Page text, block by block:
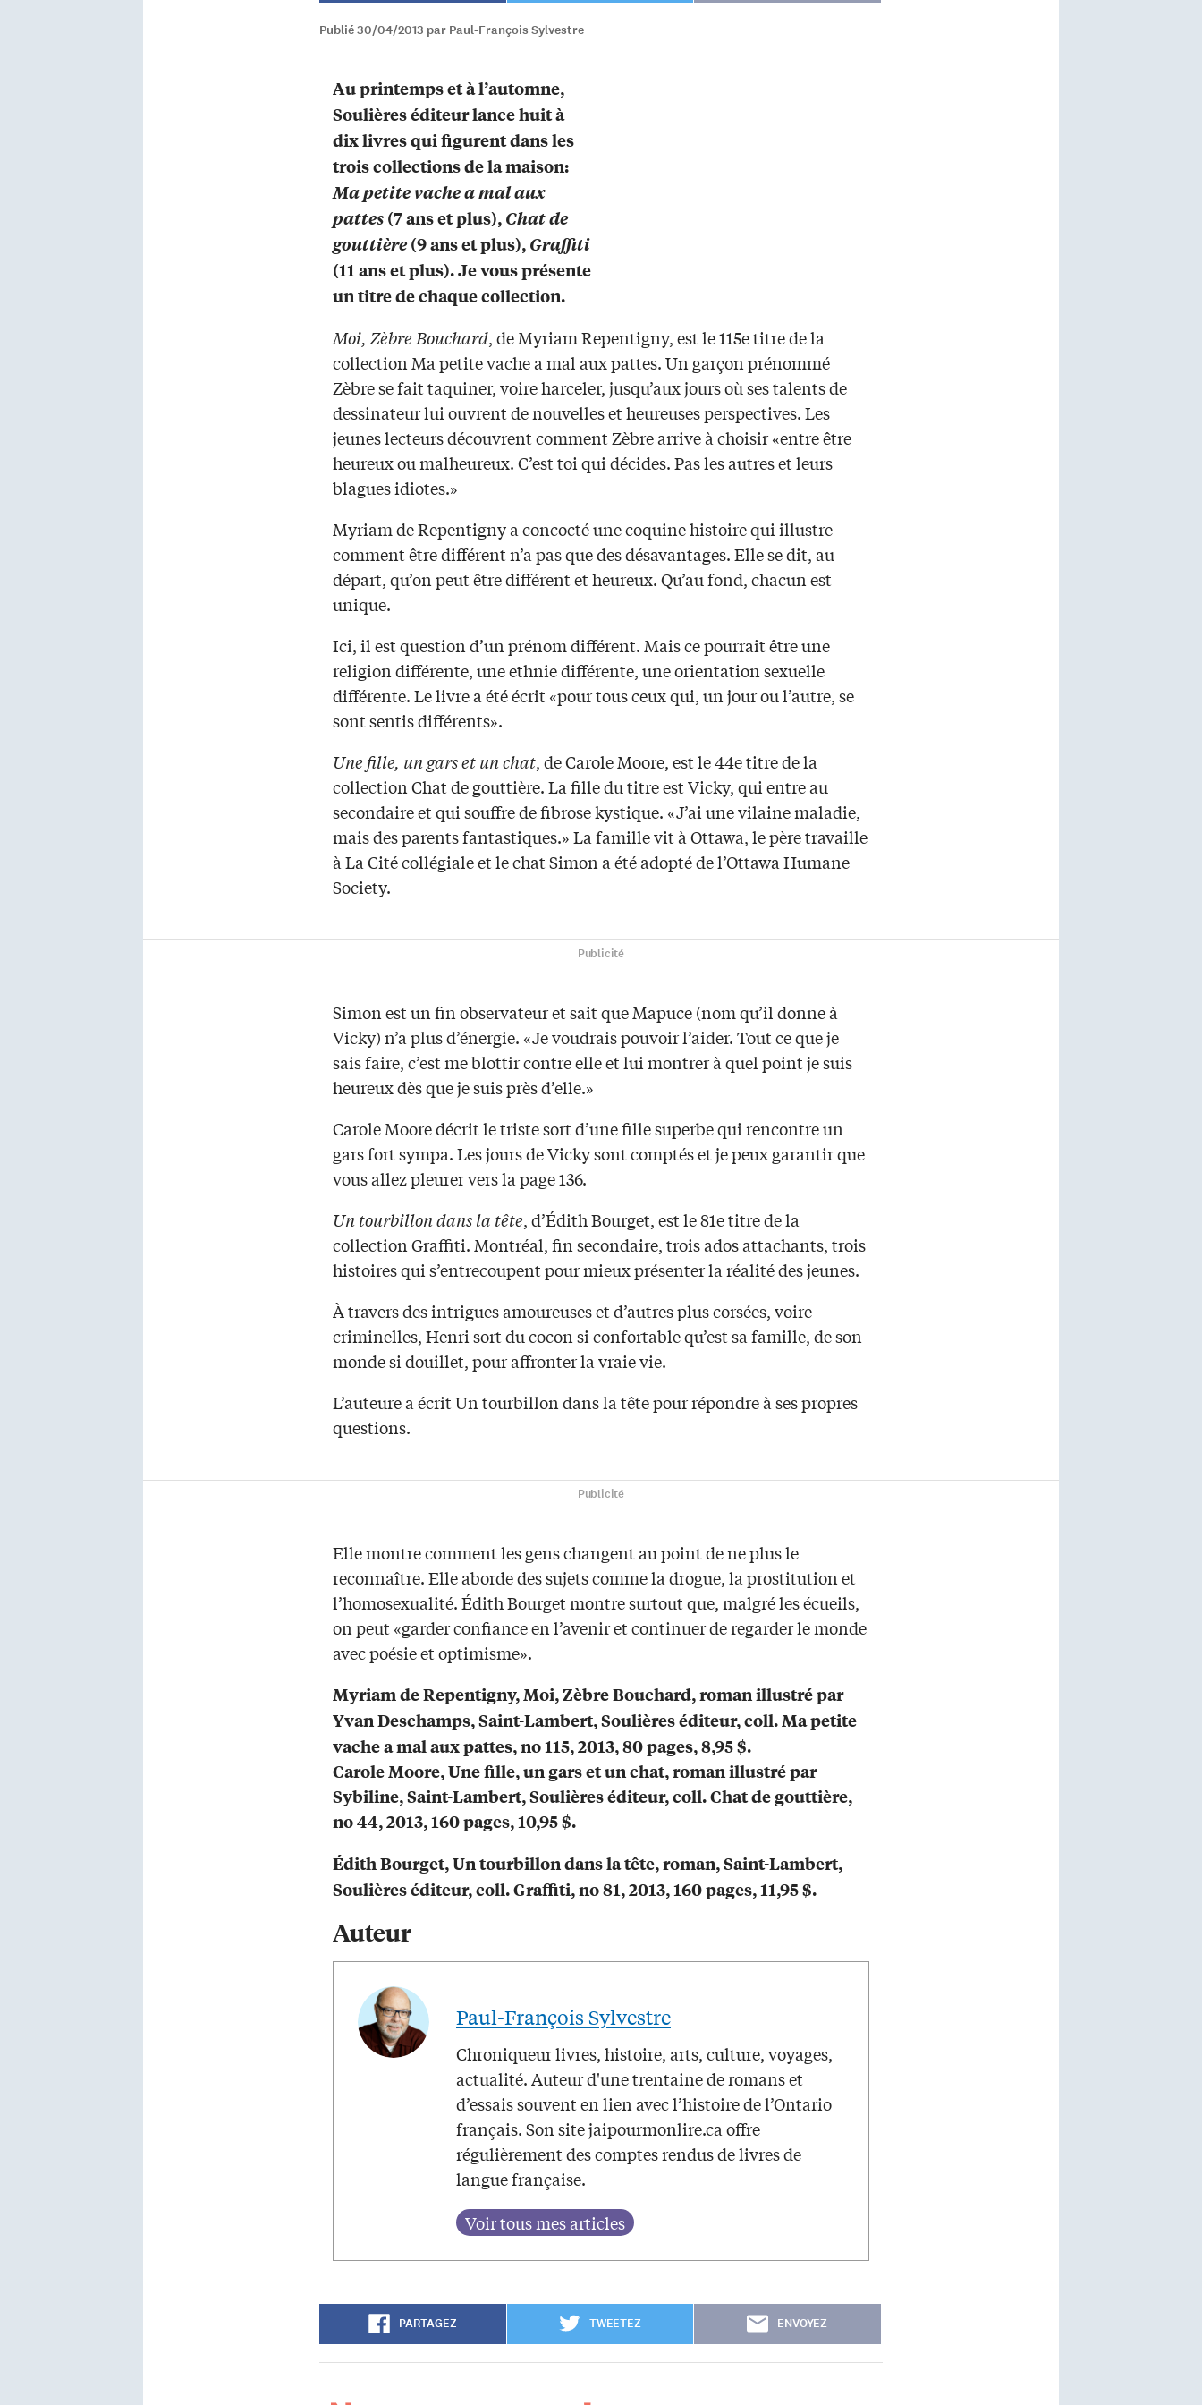
Publié 30/04/2013 par Paul-François Sylvestre
Au printemps et à l’automne,
Soulières éditeur lance huit à
dix livres qui figurent dans les
trois collections de la maison:
Ma petite vache a mal aux
pattes (7 ans et plus), Chat de
gouttière(9 ans et plus), Graffiti
(11 ans et plus). Je vous présente
un titre de chaque collection.
Moi, Zèbre Bouchard, de Myriam Repentigny, est le 115e titre de la
collection Ma petite vache a mal aux pattes. Un garçon prénommé
Zèbre se fait taquiner, voire harceler, jusqu’aux jours où ses talents de
dessinateur lui ouvrent de nouvelles et heureuses perspectives. Les
jeunes lecteurs découvrent comment Zèbre arrive à choisir «entre être
heureux ou malheureux. C’est toi qui décides. Pas les autres et leurs
blagues idiotes.»
Myriam de Repentigny a concocté une coquine histoire qui illustre
comment être différent n’a pas que des désavantages. Elle se dit, au
départ, qu’on peut être différent et heureux. Qu’au fond, chacun est
unique.
Ici, il est question d’un prénom différent. Mais ce pourrait être une
religion différente, une ethnie différente, une orientation sexuelle
différente. Le livre a été écrit «pour tous ceux qui, un jour ou l’autre, se
sont sentis différents».
Une fille, un gars et un chat, de Carole Moore, est le 44e titre de la
collection Chat de gouttière. La fille du titre est Vicky, qui entre au
secondaire et qui souffre de fibrose kystique. «J’ai une vilaine maladie,
mais des parents fantastiques.» La famille vit à Ottawa, le père travaille
à La Cité collégiale et le chat Simon a été adopté de l’Ottawa Humane
Society.
Publicité
Simon est un fin observateur et sait que Mapuce (nom qu’il donne à
Vicky) n’a plus d’énergie. «Je voudrais pouvoir l’aider. Tout ce que je
sais faire, c’est me blottir contre elle et lui montrer à quel point je suis
heureux dès que je suis près d’elle.»
Carole Moore décrit le triste sort d’une fille superbe qui rencontre un
gars fort sympa. Les jours de Vicky sont comptés et je peux garantir que
vous allez pleurer vers la page 136.
Un tourbillon dans la tête, d’Édith Bourget, est le 81e titre de la
collection Graffiti. Montréal, fin secondaire, trois ados attachants, trois
histoires qui s’entrecoupent pour mieux présenter la réalité des jeunes.
À travers des intrigues amoureuses et d’autres plus corsées, voire
criminelles, Henri sort du cocon si confortable qu’est sa famille, de son
monde si douillet, pour affronter la vraie vie.
L’auteure a écrit Un tourbillon dans la tête pour répondre à ses propres
questions.
Publicité
Elle montre comment les gens changent au point de ne plus le
reconnaître. Elle aborde des sujets comme la drogue, la prostitution et
l’homosexualité. Édith Bourget montre surtout que, malgré les écueils,
on peut «garder confiance en l’avenir et continuer de regarder le monde
avec poésie et optimisme».
Myriam de Repentigny, Moi, Zèbre Bouchard, roman illustré par
Yvan Deschamps, Saint-Lambert, Soulières éditeur, coll. Ma petite
vache a mal aux pattes, no 115, 2013, 80 pages, 8,95 $.
Carole Moore, Une fille, un gars et un chat, roman illustré par
Sybiline, Saint-Lambert, Soulières éditeur, coll. Chat de gouttière,
no 44, 2013, 160 pages, 10,95 $.
Édith Bourget, Un tourbillon dans la tête, roman, Saint-Lambert,
Soulières éditeur, coll. Graffiti, no 81, 2013, 160 pages, 11,95 $.
Auteur
Paul-François Sylvestre
Chroniqueur livres, histoire, arts, culture, voyages,
actualité. Auteur d'une trentaine de romans et
d’essais souvent en lien avec l’histoire de l’Ontario
français. Son site jaipourmonlire.ca offre
régulièrement des comptes rendus de livres de
langue française.
PARTAGEZ TWEETEZ ENVOYEZ